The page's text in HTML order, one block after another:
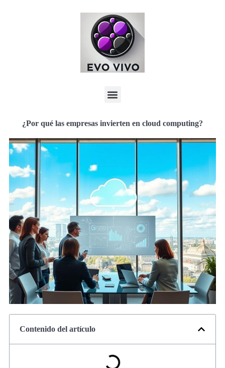
¿Por qué las empresas invierten en cloud computing?
Contenido del artículo